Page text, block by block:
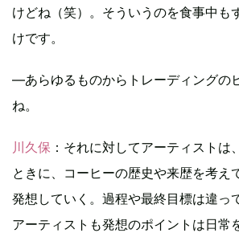
けどね（笑）。そういうのを食事中も
けです。
―あらゆるものからトレーディングの
ね。
川久保 ：それに対してアーティストは
ときに、コーヒーの歴史や来歴を考え
発想していく。過程や最終目標は違っ
アーティストも発想のポイントは日常